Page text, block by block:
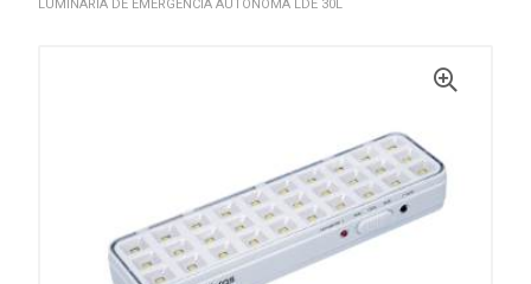
LUMINARIA DE EMERGENCIA AUTONOMA LDE 30L